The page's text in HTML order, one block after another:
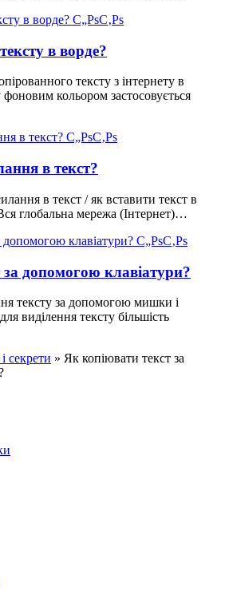
в ворде?
тексту з інтернету в
кольором застосовується
в текст?
в текст / як вставити текст в
глобальна мережа (Інтернет)…
за допомогою клавіатури?
тексту за допомогою мишки і
виділення тексту більшість
секрети » Як копіювати текст за